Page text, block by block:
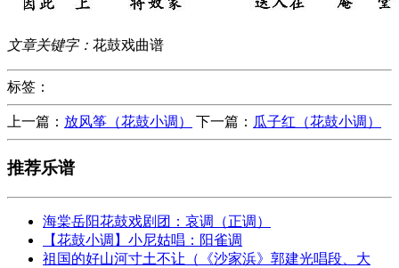
文章关键字： 花鼓戏曲谱
标签：
上一篇： 放风筝（花鼓小调） 下一篇： 瓜子红（花鼓小调）
推荐乐谱
海棠岳阳花鼓戏剧团：哀调（正调）
【花鼓小调】小尼姑唱：阳雀调
祖国的好山河寸土不让（《沙家浜》郭建光唱段、大